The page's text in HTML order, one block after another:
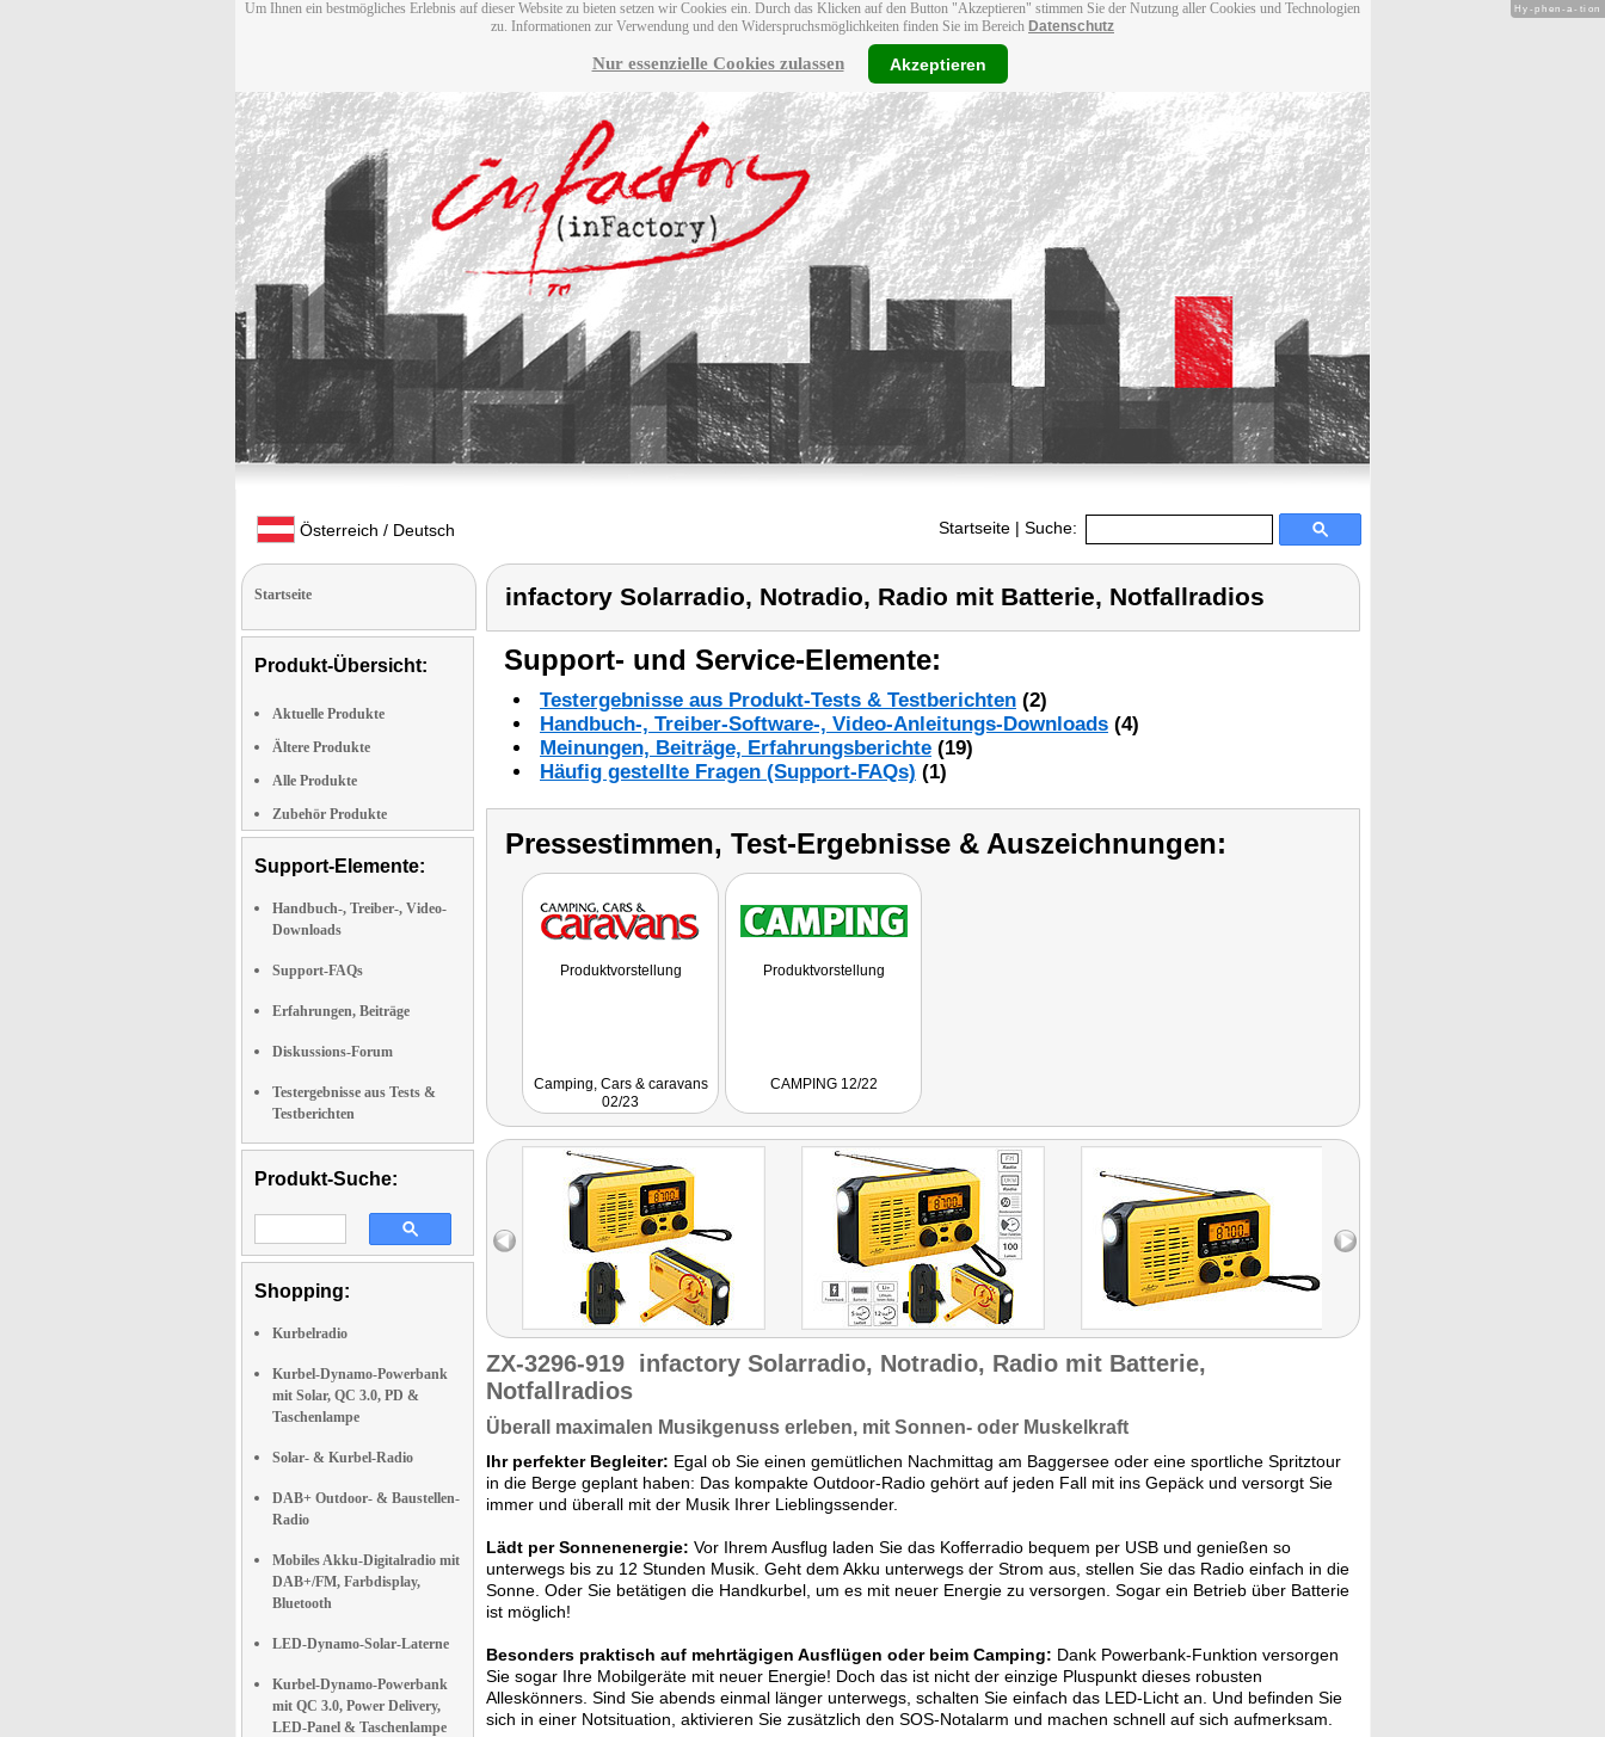
Um Ihnen ein bestmögliches Erlebnis auf dieser Website zu bieten setzen wir Cookies ein. Durch das Klicken auf den Button "Akzeptieren" stimmen Sie der Nutzung aller Cookies und Technologien
zu. Informationen zur Verwendung und den Widerspruchsmöglichkeiten finden Sie im Bereich Datenschutz
Nur essenzielle Cookies zulassen Akzeptieren
Österreich / Deutsch Startseite | Suche:
Startseite
Produkt-Übersicht:
Aktuelle Produkte
Ältere Produkte
Alle Produkte
Zubehör Produkte
Support-Elemente:
Handbuch-, Treiber-, Video-
Downloads
Support-FAQs
Erfahrungen, Beiträge
Diskussions-Forum
Testergebnisse aus Tests &
Testberichten
Produkt-Suche:
Shopping:
Kurbelradio
Kurbel-Dynamo-Powerbank
mit Solar, QC 3.0, PD &
Taschenlampe
Solar- & Kurbel-Radio
DAB+ Outdoor- & Baustellen-
Radio
Mobiles Akku-Digitalradio mit
DAB+/FM, Farbdisplay,
Bluetooth
LED-Dynamo-Solar-Laterne
Kurbel-Dynamo-Powerbank
mit QC 3.0, Power Delivery,
LED-Panel & Taschenlampe
infactory Solarradio, Notradio, Radio mit Batterie, Notfallradios
Support- und Service-Elemente:
Testergebnisse aus Produkt-Tests & Testberichten (2)
Handbuch-, Treiber-Software-, Video-Anleitungs-Downloads (4)
Meinungen, Beiträge, Erfahrungsberichte (19)
Häufig gestellte Fragen (Support-FAQs) (1)
Pressestimmen, Test-Ergebnisse & Auszeichnungen:
Produktvorstellung
Camping, Cars & caravans
02/23
Produktvorstellung
CAMPING 12/22
ZX-3296-919 infactory Solarradio, Notradio, Radio mit Batterie,
Notfallradios
Überall maximalen Musikgenuss erleben, mit Sonnen- oder Muskelkraft
Ihr perfekter Begleiter: Egal ob Sie einen gemütlichen Nachmittag am Baggersee oder eine sportliche Spritztour
in die Berge geplant haben: Das kompakte Outdoor-Radio gehört auf jeden Fall mit ins Gepäck und versorgt Sie
immer und überall mit der Musik Ihrer Lieblingssender.
Lädt per Sonnenenergie: Vor Ihrem Ausflug laden Sie das Kofferradio bequem per USB und genießen so
unterwegs bis zu 12 Stunden Musik. Geht dem Akku unterwegs der Strom aus, stellen Sie das Radio einfach in die
Sonne. Oder Sie betätigen die Handkurbel, um es mit neuer Energie zu versorgen. Sogar ein Betrieb über Batterie
ist möglich!
Besonders praktisch auf mehrtägigen Ausflügen oder beim Camping: Dank Powerbank-Funktion versorgen
Sie sogar Ihre Mobilgeräte mit neuer Energie! Doch das ist nicht der einzige Pluspunkt dieses robusten
Alleskönners. Sind Sie abends einmal länger unterwegs, schalten Sie einfach das LED-Licht an. Und befinden Sie
sich in einer Notsituation, aktivieren Sie zusätzlich den SOS-Notalarm und machen schnell auf sich aufmerksam.
Hy-phen-a-tion